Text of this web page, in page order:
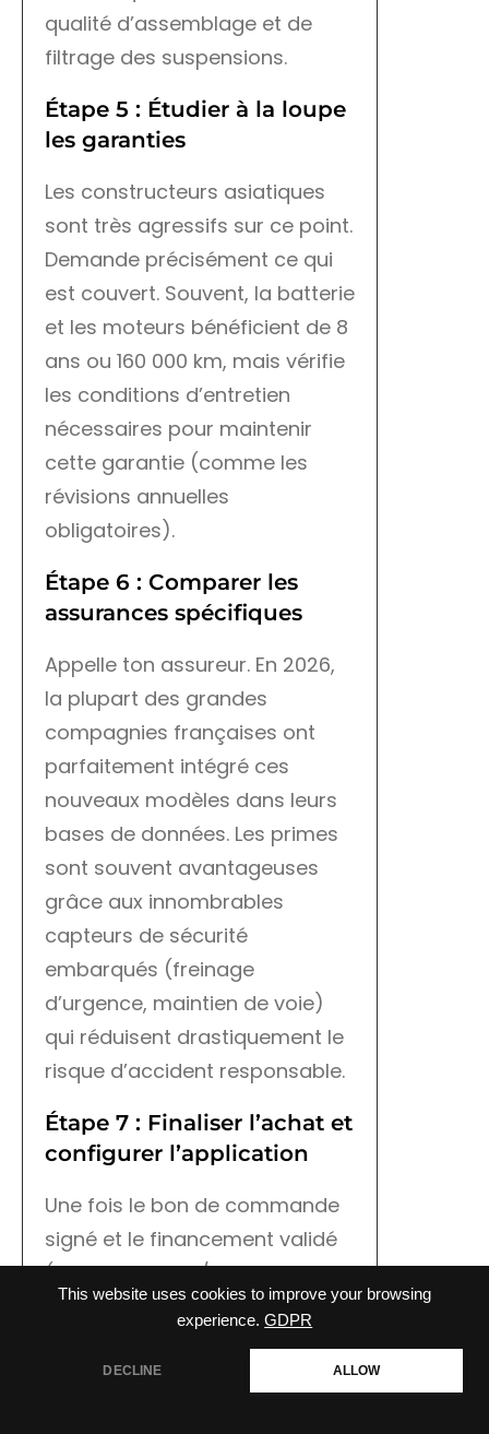
This website uses cookies to improve your browsing
experience. GDPR
DECLINE ALLOW
qualité d’assemblage et de
filtrage des suspensions.
Étape 5 : Étudier à la loupe
les garanties
Les constructeurs asiatiques
sont très agressifs sur ce point.
Demande précisément ce qui
est couvert. Souvent, la batterie
et les moteurs bénéficient de 8
ans ou 160 000 km, mais vérifie
les conditions d’entretien
nécessaires pour maintenir
cette garantie (comme les
révisions annuelles
obligatoires).
Étape 6 : Comparer les
assurances spécifiques
Appelle ton assureur. En 2026,
la plupart des grandes
compagnies françaises ont
parfaitement intégré ces
nouveaux modèles dans leurs
bases de données. Les primes
sont souvent avantageuses
grâce aux innombrables
capteurs de sécurité
embarqués (freinage
d’urgence, maintien de voie)
qui réduisent drastiquement le
risque d’accident responsable.
Étape 7 : Finaliser l’achat et
configurer l’application
Une fois le bon de commande
signé et le financement validé
(les taux en LOA/LLD sont
souvent très subventionnés par
pour gagner des parts de